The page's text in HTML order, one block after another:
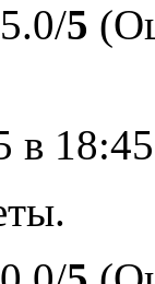
5
в